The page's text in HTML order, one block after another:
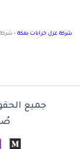
شركة عزل خزانات بمكة –
جميع